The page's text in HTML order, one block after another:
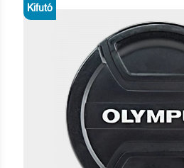
Kifutó